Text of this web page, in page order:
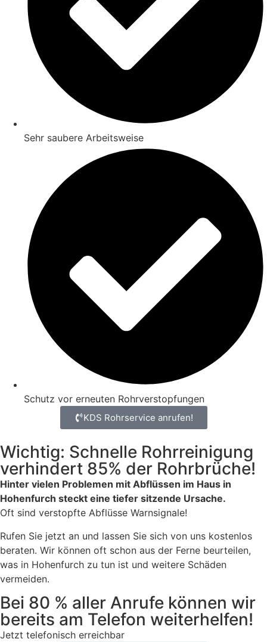
Sehr saubere Arbeitsweise
Schutz vor erneuten Rohrverstopfungen
KDS Rohrservice anrufen!
Wichtig: Schnelle Rohrreinigung
verhindert 85% der Rohrbrüche!
Hinter vielen Problemen mit Abflüssen im Haus in
Hohenfurch steckt eine tiefer sitzende Ursache.
Oft sind verstopfte Abflüsse Warnsignale!
Rufen Sie jetzt an und lassen Sie sich von uns kostenlos
beraten. Wir können oft schon aus der Ferne beurteilen,
was in Hohenfurch zu tun ist und weitere Schäden
vermeiden.
Bei 80 % aller Anrufe können wir
bereits am Telefon weiterhelfen!
Jetzt telefonisch erreichbar